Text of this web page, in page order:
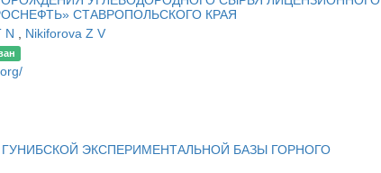
СТАВРОПОЛЬСКОГО КРАЯ
N
Nikiforova Z V
ЭКСПЕРИМЕНТАЛЬНОЙ БАЗЫ ГОРНОГО